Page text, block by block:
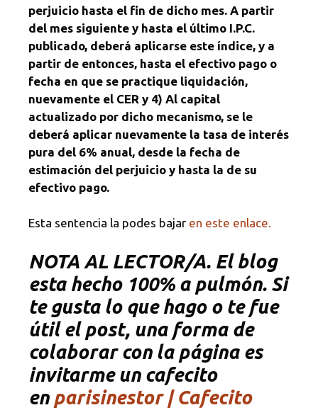
perjuicio hasta el fin de dicho mes. A partir
del mes siguiente y hasta el último I.P.C.
publicado, deberá aplicarse este índice, y a
partir de entonces, hasta el efectivo pago o
fecha en que se practique liquidación,
nuevamente el CER y 4) Al capital
actualizado por dicho mecanismo, se le
deberá aplicar nuevamente la tasa de interés
pura del 6% anual, desde la fecha de
estimación del perjuicio y hasta la de su
efectivo pago.
Esta sentencia la podes bajar en este enlace.
NOTA AL LECTOR/A. El blog
esta hecho 100% a pulmón. Si
te gusta lo que hago o te fue
útil el post, una forma de
colaborar con la página es
invitarme un cafecito
en parisinestor | Cafecito